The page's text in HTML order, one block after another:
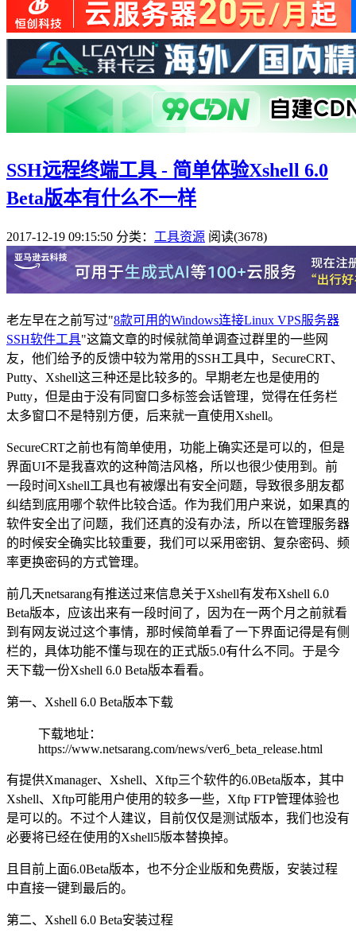
SSH远程终端工具 - 简单体验Xshell 6.0
Beta版本有什么不一样
2017-12-19 09:15:50 分类： 工具资源 阅读(3678)
老左早在之前写过"8款可用的Windows连接Linux VPS服务器
SSH软件工具"这篇文章的时候就简单调查过群里的一些网
友，他们给予的反馈中较为常用的SSH工具中，SecureCRT、
Putty、Xshell这三种还是比较多的。早期老左也是使用的
Putty，但是由于没有同窗口多标签会话管理，觉得在任务栏
太多窗口不是特别方便，后来就一直使用Xshell。
SecureCRT之前也有简单使用，功能上确实还是可以的，但是
界面UI不是我喜欢的这种简洁风格，所以也很少使用到。前
一段时间Xshell工具也有被爆出有安全问题，导致很多朋友都
纠结到底用哪个软件比较合适。作为我们用户来说，如果真的
软件安全出了问题，我们还真的没有办法，所以在管理服务器
的时候安全确实比较重要，我们可以采用密钥、复杂密码、频
率更换密码的方式管理。
前几天netsarang有推送过来信息关于Xshell有发布Xshell 6.0
Beta版本，应该出来有一段时间了，因为在一两个月之前就看
到有网友说过这个事情，那时候简单看了一下界面记得是有侧
栏的，具体功能不懂与现在的正式版5.0有什么不同。于是今
天下载一份Xshell 6.0 Beta版本看看。
第一、Xshell 6.0 Beta版本下载
下载地址：
https://www.netsarang.com/news/ver6_beta_release.html
有提供Xmanager、Xshell、Xftp三个软件的6.0Beta版本，其中
Xshell、Xftp可能用户使用的较多一些，Xftp FTP管理体验也
是可以的。不过个人建议，目前仅仅是测试版本，我们也没有
必要将已经在使用的Xshell5版本替换掉。
且目前上面6.0Beta版本，也不分企业版和免费版，安装过程
中直接一键到最后的。
第二、Xshell 6.0 Beta安装过程